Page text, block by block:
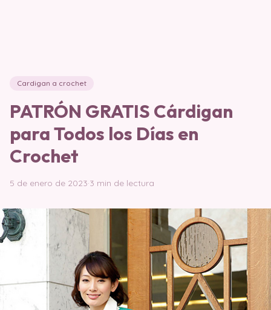
Cardigan a crochet
PATRÓN GRATIS Cárdigan
para Todos los Días en
Crochet
5 de enero de 2023·3 min de lectura